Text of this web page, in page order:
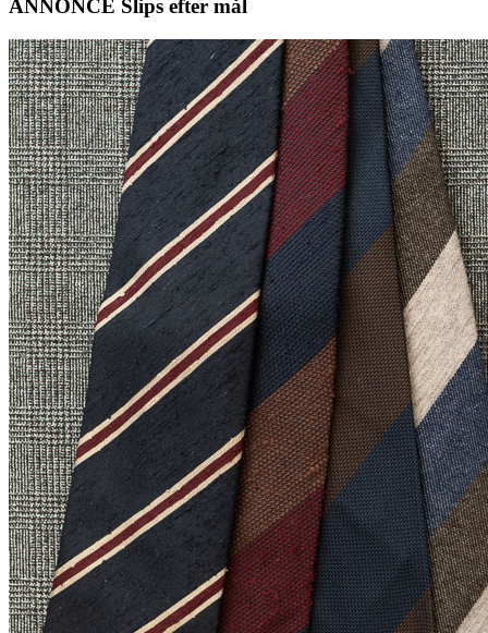
ANNONCE Slips efter mål